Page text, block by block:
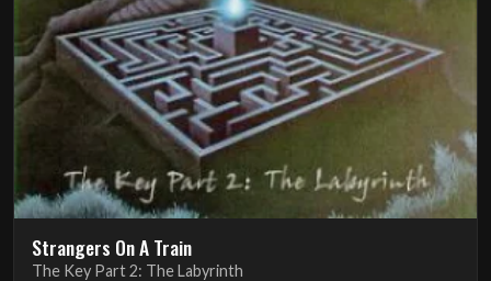
Strangers On A Train
The Key Part 2: The Labyrinth